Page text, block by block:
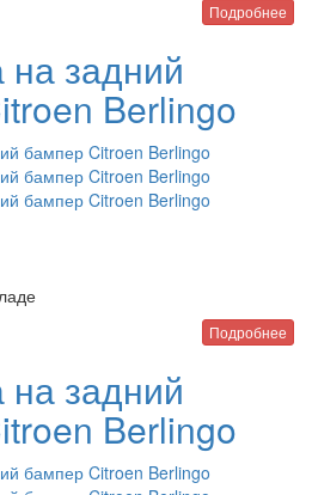
Подробнее
задний
Berlingo
Подробнее
задний
Berlingo